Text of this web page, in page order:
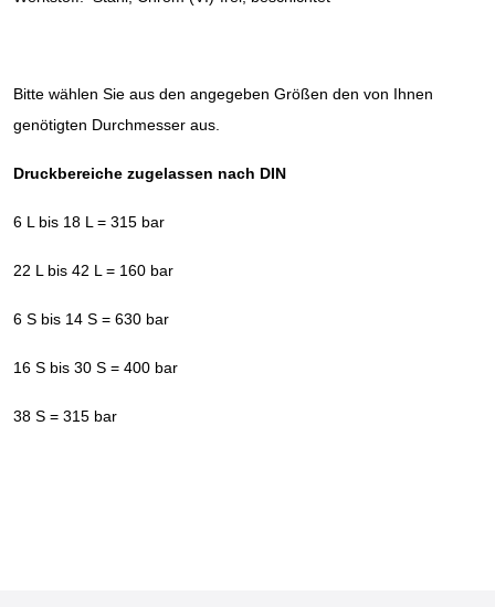
Bitte wählen Sie aus den angegeben Größen den von Ihnen
genötigten Durchmesser aus.
Druckbereiche zugelassen nach DIN
6 L bis 18 L = 315 bar
22 L bis 42 L = 160 bar
6 S bis 14 S = 630 bar
16 S bis 30 S = 400 bar
38 S = 315 bar